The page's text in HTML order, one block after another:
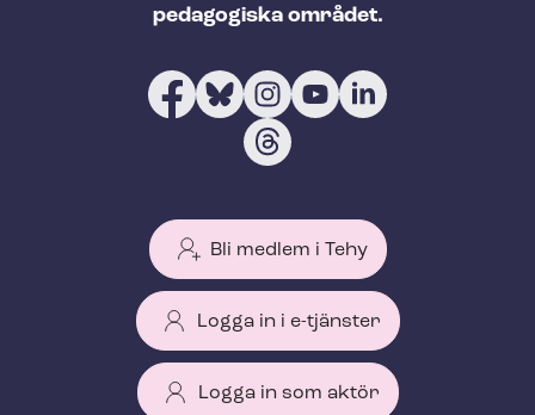
pedagogiska området.
Bli medlem i Tehy
Logga in i e-tjänster
Logga in som aktör